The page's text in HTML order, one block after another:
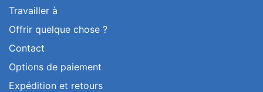
Travailler à
Offrir quelque chose ?
Contact
Options de paiement
Expédition et retours